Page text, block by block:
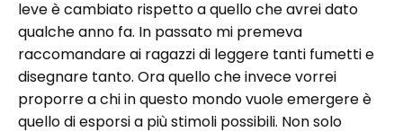
leve è cambiato rispetto a quello che avrei dato
qualche anno fa. In passato mi premeva
raccomandare ai ragazzi di leggere tanti fumetti e
disegnare tanto. Ora quello che invece vorrei
proporre a chi in questo mondo vuole emergere è
quello di esporsi a più stimoli possibili. Non solo